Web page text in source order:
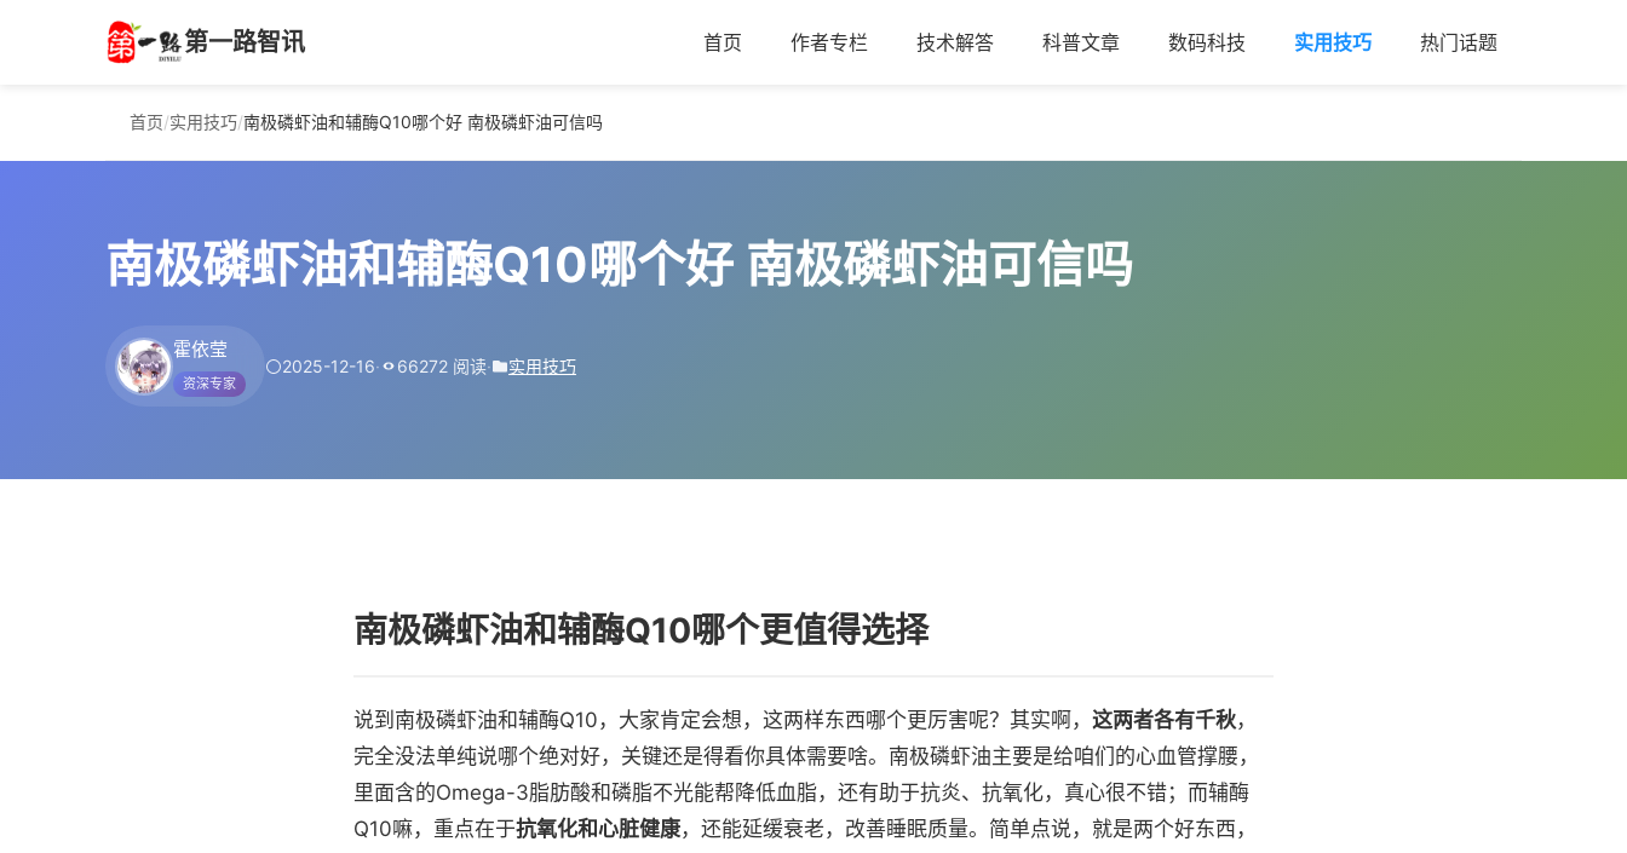
第一路智讯 首页 作者专栏 技术解答 科普文章 数码科技 实用技巧 热门话题
首页 /实用技巧/南极磷虾油和辅酶Q10哪个好 南极磷虾油可信吗
南极磷虾油和辅酶Q10哪个好 南极磷虾油可信吗
霍依莹
资深专家
2025-12-16· 66272 阅读· 实用技巧
南极磷虾油和辅酶Q10哪个更值得选择
说到南极磷虾油和辅酶Q10，大家肯定会想，这两样东西哪个更厉害呢？其实啊， 这两者各有千秋，
完全没法单纯说哪个绝对好，关键还是得看你具体需要啥。南极磷虾油主要是给咱们的心血管撑腰，
里面含的Omega-3脂肪酸和磷脂不光能帮降低血脂，还有助于抗炎、抗氧化，真心很不错；而辅酶
Q10嘛，重点在于抗氧化和心脏健康，还能延缓衰老，改善睡眠质量。简单点说，就是两个好东西，